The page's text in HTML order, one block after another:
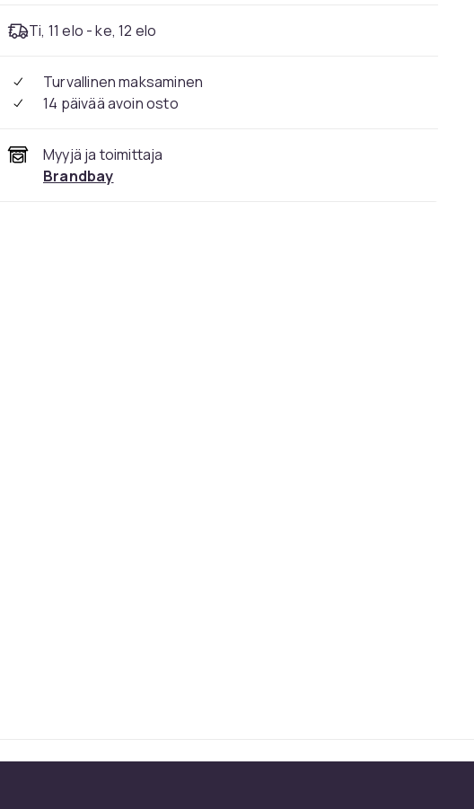
Ti, 11 elo - ke, 12 elo
Turvallinen maksaminen
14 päivää avoin osto
Myyjä ja toimittaja
Brandbay